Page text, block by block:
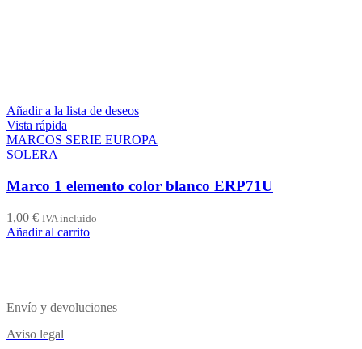
Añadir a la lista de deseos
Vista rápida
MARCOS SERIE EUROPA
SOLERA
Marco 1 elemento color blanco ERP71U
1,00 € IVA incluido
Añadir al carrito
Envío y devoluciones
Aviso legal